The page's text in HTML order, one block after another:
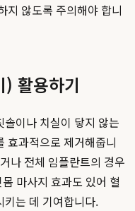
지 않도록 주의해야 합니
활용하기
이나 치실이 닿지 않는
효과적으로 제거해줍니
나 전체 임플란트의 경우
마사지 효과도 있어 혈
키는 데 기여합니다.